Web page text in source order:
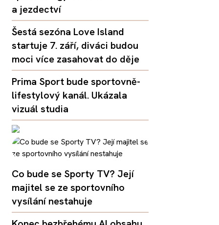
a jezdectví
Šestá sezóna Love Island
startuje 7. září, diváci budou
moci více zasahovat do děje
Prima Sport bude sportovně-
lifestylový kanál. Ukázala
vizuál studia
Co bude se Sporty TV? Její
majitel se ze sportovního
vysílání nestahuje